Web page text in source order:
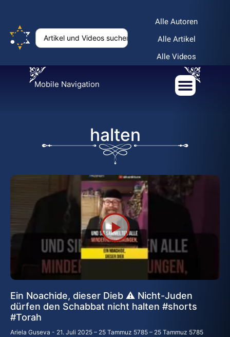
Alle Autoren
Alle Artikel
Alle Videos
Mobile Navigation
halten
Ein Noachide, dieser Dieb ⚠️ Nicht-Juden
dürfen den Schabbat nicht halten #shorts
#Torah
Ariela Guseva 21. Juli 2025 – 25 Tammuz 5785 – 25 Tammuz 5785